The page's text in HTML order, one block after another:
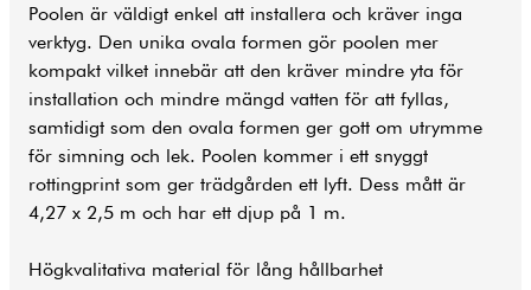
Poolen är väldigt enkel att installera och kräver inga
verktyg. Den unika ovala formen gör poolen mer
kompakt vilket innebär att den kräver mindre yta för
installation och mindre mängd vatten för att fyllas,
samtidigt som den ovala formen ger gott om utrymme
för simning och lek. Poolen kommer i ett snyggt
rottingprint som ger trädgården ett lyft. Dess mått är
4,27 x 2,5 m och har ett djup på 1 m.
Högkvalitativa material för lång hållbarhet